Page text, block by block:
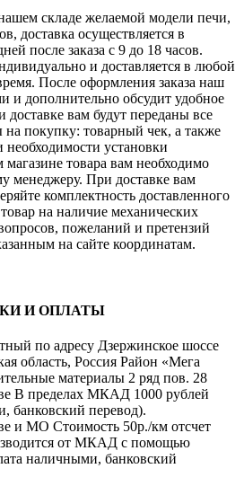
складе желаемой модели печи,
доставка осуществляется в
после заказа с 9 до 18 часов.
и доставляется в любой
После оформления заказа наш
и дополнительно обсудит удобное
вам будут переданы все
покупку: товарный чек, а также
установки
товара вам необходимо
менеджеру. При доставке вам
комплектность доставленного
на наличие механических
пожеланий и претензий
на сайте координатам.
И ОПЛАТЫ
по адресу Дзержинское шоссе
область, Россия Район «Мега
материалы 2 ряд пов. 28
В пределах МКАД 1000 рублей
банковский перевод).
и МО Стоимость 50р./км отсчет
от МКАД с помощью
наличными, банковский